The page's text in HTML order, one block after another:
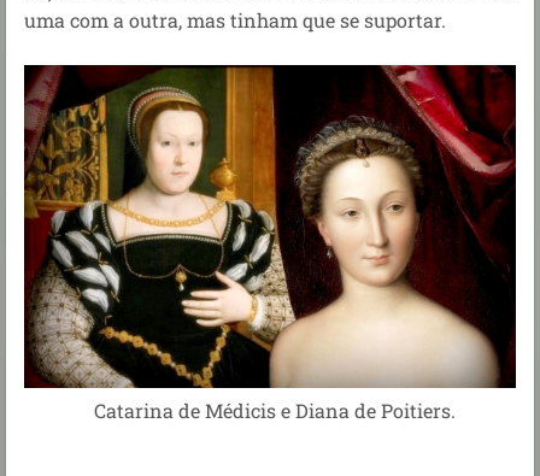
uma com a outra, mas tinham que se suportar.
Catarina de Médicis e Diana de Poitiers.